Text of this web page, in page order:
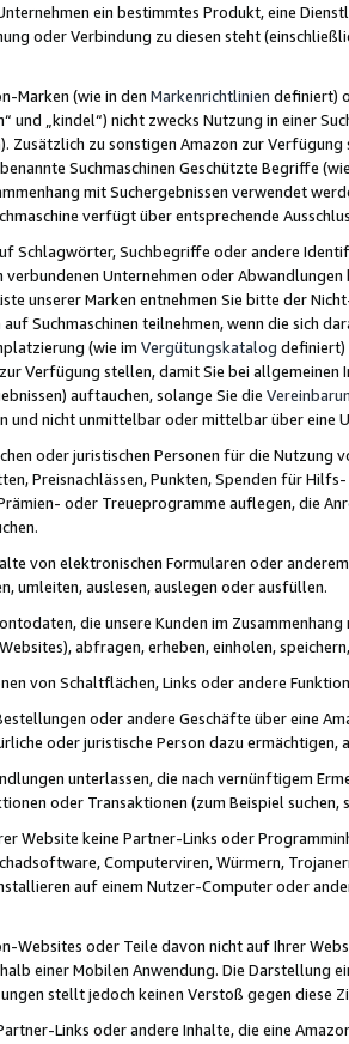
ein bestimmtes Produkt, eine
oder Verbindung zu diesen steht
Marken (wie in den Markenrichtlinien definiert)
und „kindel“) nicht zwecks Nutzung in einer
Zusätzlich zu sonstigen Amazon zur
Suchmaschinen Geschützte Begriffe
mit Suchergebnissen verwendet
verfügt über entsprechende
Schlagwörter, Suchbegriffe oder andere
verbundenen Unternehmen oder
unserer Marken entnehmen Sie bitte der
Suchmaschinen teilnehmen, wenn die sich
(wie im Vergütungskatalog definiert)
Verfügung stellen, damit Sie bei
auftauchen, solange Sie die
und nicht unmittelbar oder mittelbar über eine
oder juristischen Personen für die Nutzung
Preisnachlässen, Punkten, Spenden für
oder Treueprogramme auflegen, die
von elektronischen Formularen oder
umleiten, auslesen, auslegen oder ausfüllen.
die unsere Kunden im
abfragen, erheben, einholen,
von Schaltflächen, Links oder andere
oder andere Geschäfte über eine
oder juristische Person dazu
unterlassen, die nach vernünftigem
oder Transaktionen (zum Beispiel
Website keine Partner-Links oder
Computerviren, Würmern,
auf einem Nutzer-Computer oder
Websites oder Teile davon nicht auf Ihrer
einer Mobilen Anwendung. Die Darstellung
stellt jedoch keinen Verstoß gegen diese
Links oder andere Inhalte, die eine